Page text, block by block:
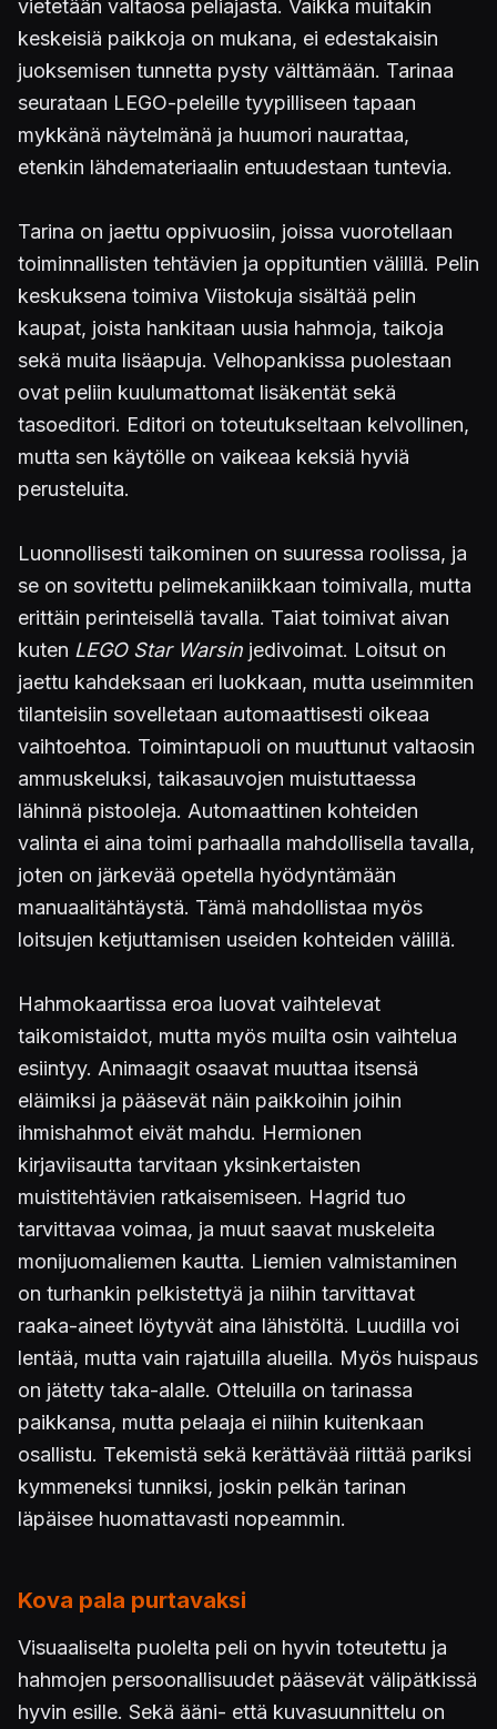
vietetään valtaosa peliajasta. Vaikka muitakin
keskeisiä paikkoja on mukana, ei edestakaisin
juoksemisen tunnetta pysty välttämään. Tarinaa
seurataan LEGO-peleille tyypilliseen tapaan
mykkänä näytelmänä ja huumori naurattaa,
etenkin lähdemateriaalin entuudestaan tuntevia.
Tarina on jaettu oppivuosiin, joissa vuorotellaan
toiminnallisten tehtävien ja oppituntien välillä. Pelin
keskuksena toimiva Viistokuja sisältää pelin
kaupat, joista hankitaan uusia hahmoja, taikoja
sekä muita lisäapuja. Velhopankissa puolestaan
ovat peliin kuulumattomat lisäkentät sekä
tasoeditori. Editori on toteutukseltaan kelvollinen,
mutta sen käytölle on vaikeaa keksiä hyviä
perusteluita.
Luonnollisesti taikominen on suuressa roolissa, ja
se on sovitettu pelimekaniikkaan toimivalla, mutta
erittäin perinteisellä tavalla. Taiat toimivat aivan
kuten LEGO Star Warsin jedivoimat. Loitsut on
jaettu kahdeksaan eri luokkaan, mutta useimmiten
tilanteisiin sovelletaan automaattisesti oikeaa
vaihtoehtoa. Toimintapuoli on muuttunut valtaosin
ammuskeluksi, taikasauvojen muistuttaessa
lähinnä pistooleja. Automaattinen kohteiden
valinta ei aina toimi parhaalla mahdollisella tavalla,
joten on järkevää opetella hyödyntämään
manuaalitähtäystä. Tämä mahdollistaa myös
loitsujen ketjuttamisen useiden kohteiden välillä.
Hahmokaartissa eroa luovat vaihtelevat
taikomistaidot, mutta myös muilta osin vaihtelua
esiintyy. Animaagit osaavat muuttaa itsensä
eläimiksi ja pääsevät näin paikkoihin joihin
ihmishahmot eivät mahdu. Hermionen
kirjaviisautta tarvitaan yksinkertaisten
muistitehtävien ratkaisemiseen. Hagrid tuo
tarvittavaa voimaa, ja muut saavat muskeleita
monijuomaliemen kautta. Liemien valmistaminen
on turhankin pelkistettyä ja niihin tarvittavat
raaka-aineet löytyvät aina lähistöltä. Luudilla voi
lentää, mutta vain rajatuilla alueilla. Myös huispaus
on jätetty taka-alalle. Otteluilla on tarinassa
paikkansa, mutta pelaaja ei niihin kuitenkaan
osallistu. Tekemistä sekä kerättävää riittää pariksi
kymmeneksi tunniksi, joskin pelkän tarinan
läpäisee huomattavasti nopeammin.
Kova pala purtavaksi
Visuaaliselta puolelta peli on hyvin toteutettu ja
hahmojen persoonallisuudet pääsevät välipätkissä
hyvin esille. Sekä ääni- että kuvasuunnittelu on